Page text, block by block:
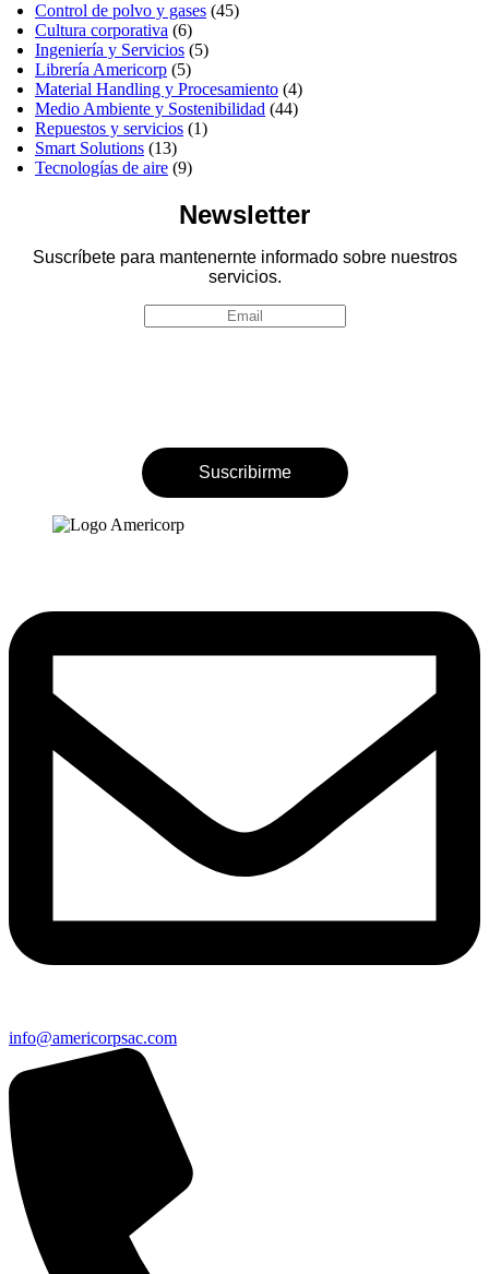
Control de polvo y gases (45)
Cultura corporativa (6)
Ingeniería y Servicios (5)
Librería Americorp (5)
Material Handling y Procesamiento (4)
Medio Ambiente y Sostenibilidad (44)
Repuestos y servicios (1)
Smart Solutions (13)
Tecnologías de aire (9)
Newsletter
Suscríbete para mantenernte informado sobre nuestros
servicios.
info@americorpsac.com